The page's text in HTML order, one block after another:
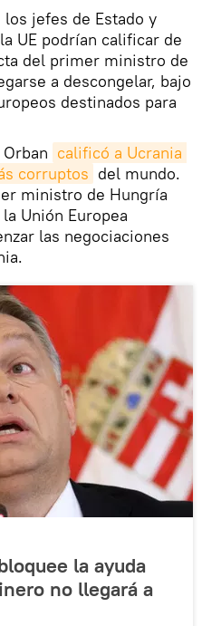
jefes de Estado y
UE podrían calificar de
del primer ministro de
a descongelar, bajo
destinados para
calificó a Ucrania
corruptos del mundo.
ministro de Hungría
Unión Europea
las negociaciones
la ayuda
no llegará a